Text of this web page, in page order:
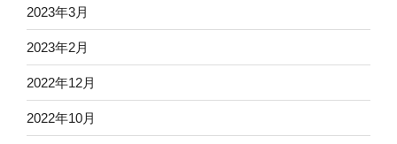
2023年3月
2023年2月
2022年12月
2022年10月